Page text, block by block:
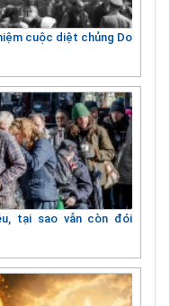
cuộc diệt chủng Do
tại sao vẫn còn đói